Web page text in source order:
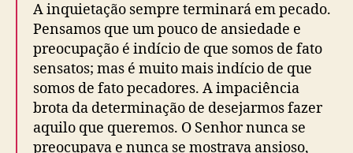
A inquietação sempre terminará em pecado.
Pensamos que um pouco de ansiedade e
preocupação é indício de que somos de fato
sensatos; mas é muito mais indício de que
somos de fato pecadores. A impaciência
brota da determinação de desejarmos fazer
aquilo que queremos. O Senhor nunca se
preocupava e nunca se mostrava ansioso,